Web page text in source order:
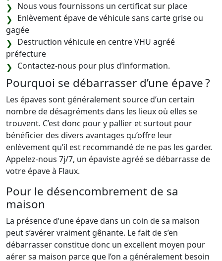
Nous vous fournissons un certificat sur place
Enlèvement épave de véhicule sans carte grise ou
gagée
Destruction véhicule en centre VHU agréé
préfecture
Contactez-nous pour plus d’information.
Pourquoi se débarrasser d’une épave ?
Les épaves sont généralement source d’un certain
nombre de désagréments dans les lieux où elles se
trouvent. C’est donc pour y pallier et surtout pour
bénéficier des divers avantages qu’offre leur
enlèvement qu’il est recommandé de ne pas les garder.
Appelez-nous 7j/7, un épaviste agréé se débarrasse de
votre épave à Flaux.
Pour le désencombrement de sa
maison
La présence d’une épave dans un coin de sa maison
peut s’avérer vraiment gênante. Le fait de s’en
débarrasser constitue donc un excellent moyen pour
aérer sa maison parce que l’on a généralement besoin